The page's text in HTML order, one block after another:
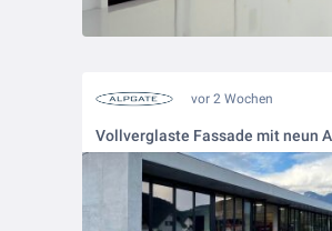
vor 2 Wochen